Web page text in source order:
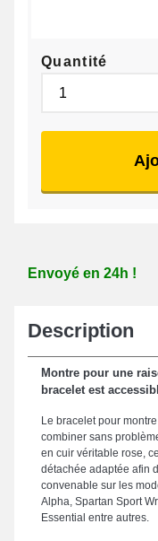
Quantité
Envoyé en 24h !
Description
Montre pour une
bracelet est
Le bracelet pour
combiner sans
en cuir véritable rose,
détachée adaptée afin
convenable sur les
Alpha, Spartan Sport
Essential entre autres.